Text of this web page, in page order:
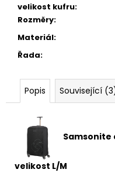
velikost kufru:
Rozměry:
Materiál:
Řada:
Popis Související
velikost L/M